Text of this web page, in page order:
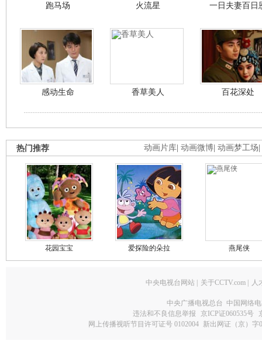
跑马场 火流星 一日夫妻百日
感动生命 香草美人 百花深处
动画片库 动画微博 动画梦工场
热门推荐
花园宝宝 爱探险的朵拉 燕尾侠
中央电视台网站 关于CCTV.com 人
中央广播电视总台 中国网络
违法和不良信息举报
京ICP证060535号
网上传播视听节目许可证号 0102004 新出网证（京）